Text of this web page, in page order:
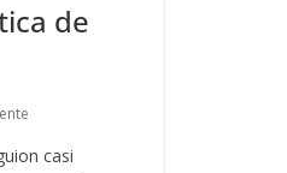
de
casi